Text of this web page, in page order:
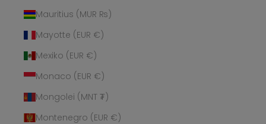
Mauritius (MUR ₨)
Mayotte (EUR €)
Mexiko (EUR €)
Monaco (EUR €)
Mongolei (MNT ₮)
Montenegro (EUR €)